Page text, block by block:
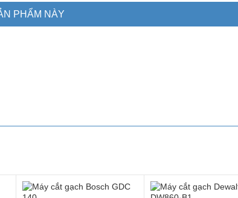
PHẨM NÀY